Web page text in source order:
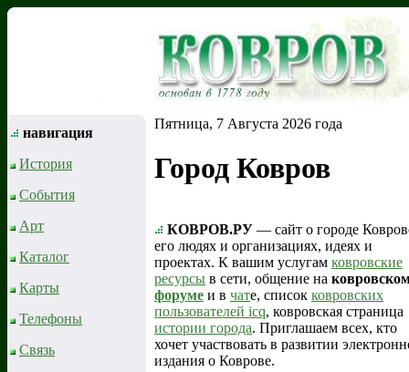
Пятница, 7 Августа 2026 года
Город Ковров
КОВРОВ.РУ — сайт о городе
его людях и организациях, идеях и
проектах. К вашим услугам ковровские
ресурсы в сети, общение на
форуме и в чате, список ковровских
пользователей icq, ковровская страница
истории города. Приглашаем всех, кто
хочет участвовать в развитии
издания о Коврове.
навигация
История
События
Арт
Каталог
Карты
Телефоны
Связь